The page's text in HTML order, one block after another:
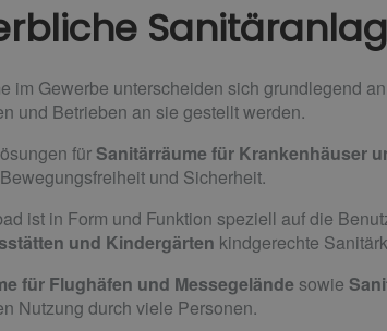
im Gewerbe unterscheiden sich grundlegend
und Betrieben an sie gestellt werden.
für Sanitärräume für Krankenhäuser
und Sicherheit.
ist in Form und Funktion speziell auf die
und Kindergärten kindgerechte
für Flughäfen und Messegelände sowie
Nutzung durch viele Personen.